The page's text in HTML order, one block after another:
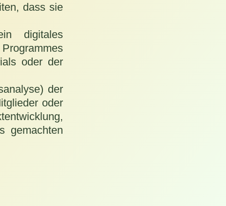
dass sie
digitales
oder der
der
oder
gemachten